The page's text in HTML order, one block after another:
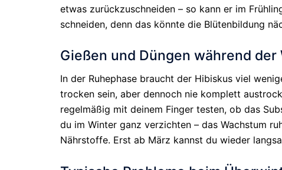
etwas zurückzuschneiden – so kann er im
schneiden, denn das könnte die Blütenbildung
Gießen und Düngen während
In der Ruhephase braucht der Hibiskus viel
trocken sein, aber dennoch nie komplett
regelmäßig mit deinem Finger testen, ob das
du im Winter ganz verzichten – das Wachstum
Nährstoffe. Erst ab März kannst du wieder